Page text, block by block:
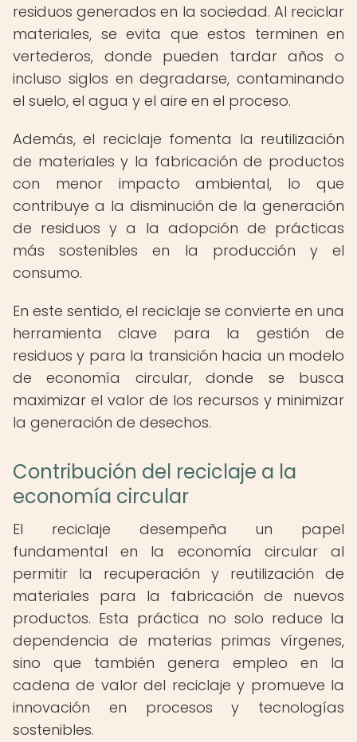
residuos generados en la sociedad. Al reciclar
materiales, se evita que estos terminen en
vertederos, donde pueden tardar años o
incluso siglos en degradarse, contaminando
el suelo, el agua y el aire en el proceso.
Además, el reciclaje fomenta la reutilización
de materiales y la fabricación de productos
con menor impacto ambiental, lo que
contribuye a la disminución de la generación
de residuos y a la adopción de prácticas
más sostenibles en la producción y el
consumo.
En este sentido, el reciclaje se convierte en una
herramienta clave para la gestión de
residuos y para la transición hacia un modelo
de economía circular, donde se busca
maximizar el valor de los recursos y minimizar
la generación de desechos.
Contribución del reciclaje a la
economía circular
El reciclaje desempeña un papel
fundamental en la economía circular al
permitir la recuperación y reutilización de
materiales para la fabricación de nuevos
productos. Esta práctica no solo reduce la
dependencia de materias primas vírgenes,
sino que también genera empleo en la
cadena de valor del reciclaje y promueve la
innovación en procesos y tecnologías
sostenibles.